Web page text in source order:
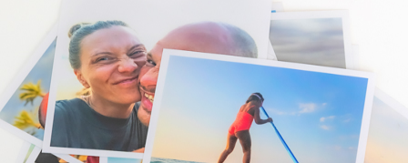
Ваш регион доставки
Выберите из списка: